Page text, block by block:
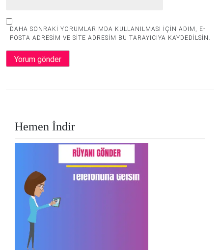
DAHA SONRAKI YORUMLARIMDA KULLANILMASI IÇIN ADIM, E-
POSTA ADRESIM VE SITE ADRESIM BU TARAYICIYA KAYDEDILSIN.
Hemen İndir